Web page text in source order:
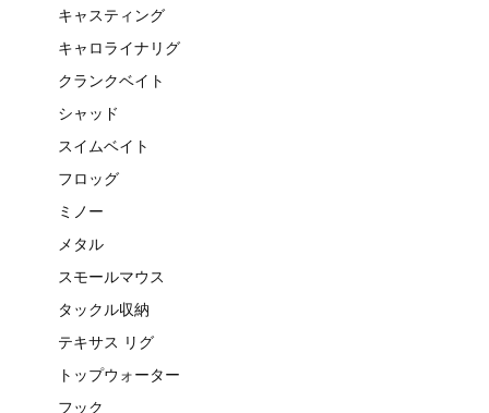
キャスティング
キャロライナリグ
クランクベイト
シャッド
スイムベイト
フロッグ
ミノー
メタル
スモールマウス
タックル収納
テキサス リグ
トップウォーター
フック